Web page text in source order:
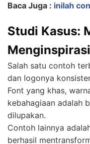
Baca Juga : inilah
Studi Kasus:
Menginspirasi
Salah satu contoh
dan logonya
Font yang khas,
kebahagiaan adalah
dilupakan.
Contoh lainnya
berhasil